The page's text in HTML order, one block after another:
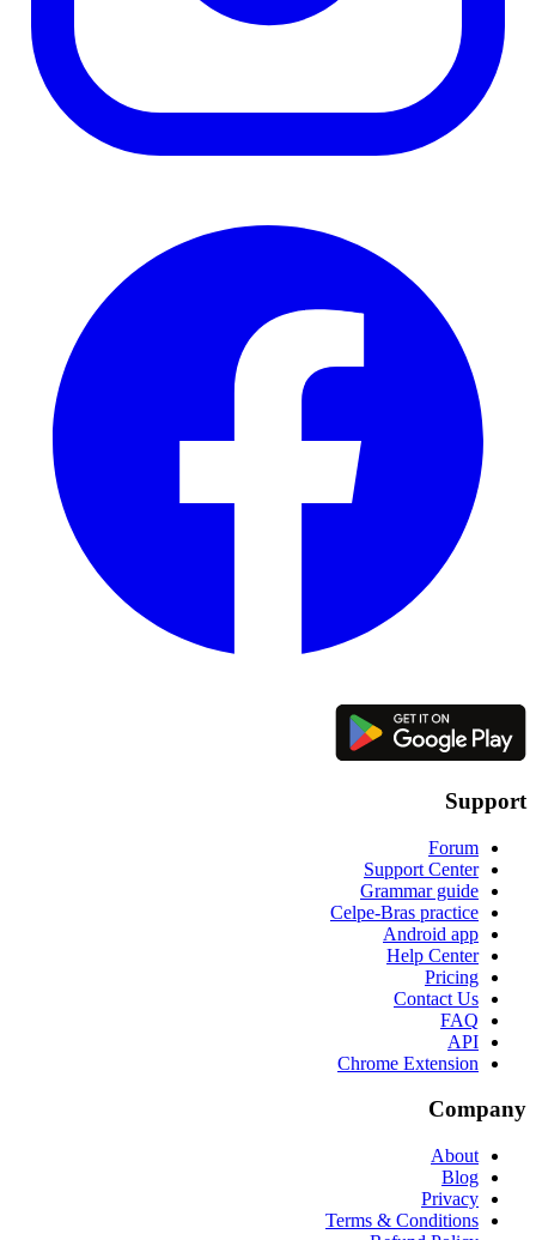
Support
Forum
Support Center
Grammar guide
Celpe-Bras practice
Android app
Help Center
Pricing
Contact Us
FAQ
API
Chrome Extension
Company
About
Blog
Privacy
Terms & Conditions